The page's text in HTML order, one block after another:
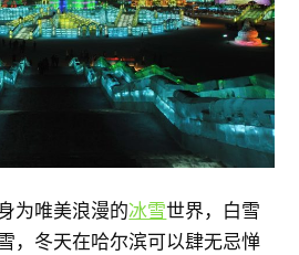
为唯美浪漫的冰雪世界，白雪
，冬天在哈尔滨可以肆无忌惮